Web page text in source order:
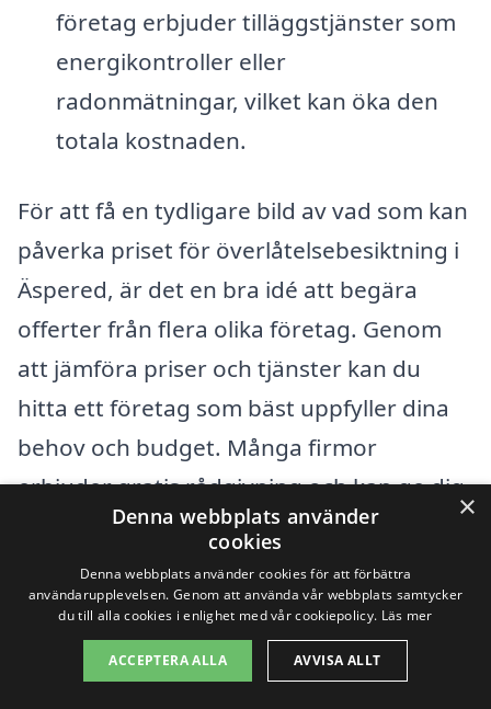
företag erbjuder tilläggstjänster som
energikontroller eller
radonmätningar, vilket kan öka den
totala kostnaden.
För att få en tydligare bild av vad som kan
påverka priset för överlåtelsebesiktning i
Äspered, är det en bra idé att begära
offerter från flera olika företag. Genom
att jämföra priser och tjänster kan du
hitta ett företag som bäst uppfyller dina
behov och budget. Många firmor
erbjuder gratis rådgivning och kan ge dig
förslag på vad som måste kontrolleras
baserat på fastighetens ålder och typ.
Att välja rätt besiktningsfirma är
avgörande för att säkerställa en smidig
×
Denna webbplats använder
cookies
Denna webbplats använder cookies för att förbättra
användarupplevelsen. Genom att använda vår webbplats samtycker
du till alla cookies i enlighet med vår cookiepolicy. Läs mer
ACCEPTERA ALLA AVVISA ALLT